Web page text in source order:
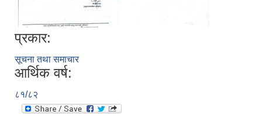
प्रकार:
सूचना तथा समाचार
आर्थिक वर्ष:
८१/८२